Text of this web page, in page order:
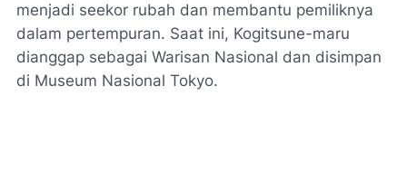
menjadi seekor rubah dan membantu pemiliknya
dalam pertempuran. Saat ini, Kogitsune-maru
dianggap sebagai Warisan Nasional dan disimpan
di Museum Nasional Tokyo.